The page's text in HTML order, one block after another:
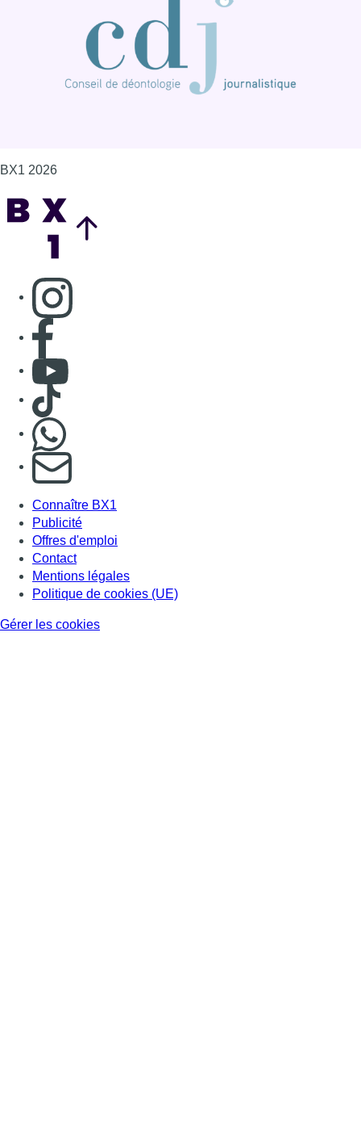
BX1 2026
Consulter page Instagram
Consulter page Facebook
Consulter Youtube
Consulter TikTok
S'abonner à notre newsletter
Connaître BX1
Publicité
Offres d'emploi
Contact
Mentions légales
Politique de cookies (UE)
Gérer les cookies